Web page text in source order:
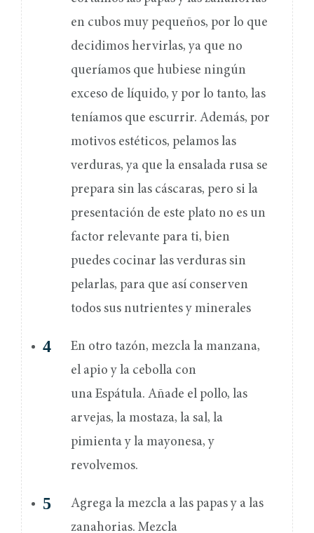
en cubos muy pequeños, por lo que
decidimos hervirlas, ya que no
queríamos que hubiese ningún
exceso de líquido, y por lo tanto, las
teníamos que escurrir. Además, por
motivos estéticos, pelamos las
verduras, ya que la ensalada rusa se
prepara sin las cáscaras, pero si la
presentación de este plato no es un
factor relevante para ti, bien
puedes cocinar las verduras sin
pelarlas, para que así conserven
todos sus nutrientes y minerales
En otro tazón, mezcla la manzana,
el apio y la cebolla con
una Espátula. Añade el pollo, las
arvejas, la mostaza, la sal, la
pimienta y la mayonesa, y
revolvemos.
Agrega la mezcla a las papas y a las
zanahorias. Mezcla